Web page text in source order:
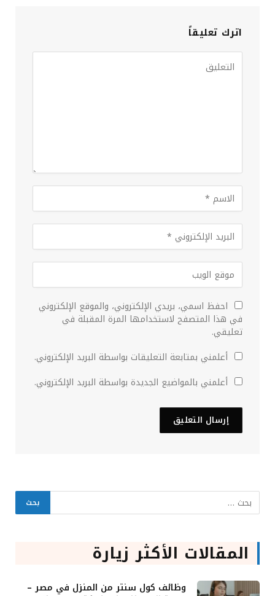
اترك تعليقاً
احفظ اسمي، بريدي الإلكتروني، والموقع الإلكتروني
في هذا المتصفح لاستخدامها المرة المقبلة في
تعليقي.
أعلمني بمتابعة التعليقات بواسطة البريد الإلكتروني.
أعلمني بالمواضيع الجديدة بواسطة البريد الإلكتروني.
المقالات الأكثر زيارة
وظائف كول سنتر من المنزل في مصر –